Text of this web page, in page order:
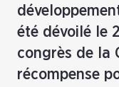
été dévoilé le
congrès de la
récompense